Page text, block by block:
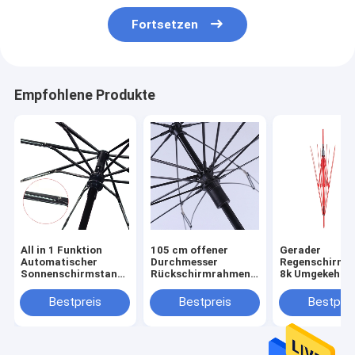
Fortsetzen
Empfohlene Produkte
All in 1 Funktion
Automatischer
Sonnenschirmstand
Dreifachschirmkopf
Bestpreis
105 cm offener
Durchmesser
Rückschirmrahmen
beschichtetem
Mittelstock und
Bestpreis
Gerader
Regenschirm
8k
Eisen
Mittelstange
Glasfaser